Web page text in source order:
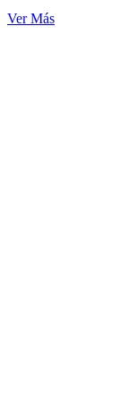
Ver Más